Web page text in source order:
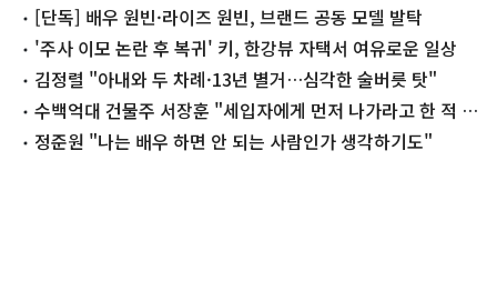
[단독] 배우 원빈·라이즈 원빈, 브랜드 공동 모델 발탁
'주사 이모 논란 후 복귀' 키, 한강뷰 자택서 여유로운 일상
김정렬 "아내와 두 차례·13년 별거…심각한 술버릇 탓"
수백억대 건물주 서장훈 "세입자에게 먼저 나가라고 한 적 없
어"정준원 "나는 배우 하면 안 되는 사람인가 생각하기도"